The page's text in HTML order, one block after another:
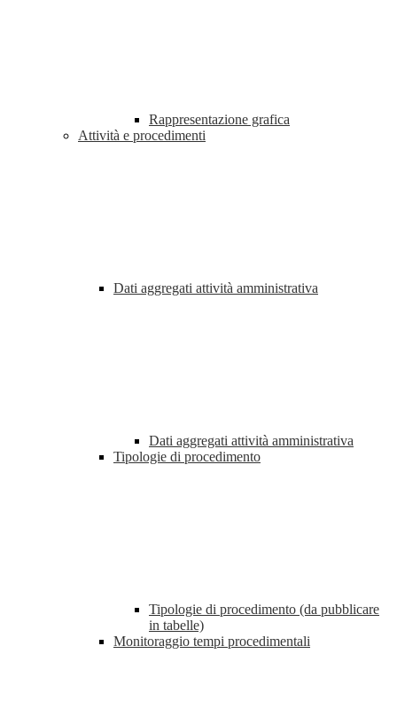
Rappresentazione grafica
Attività e procedimenti
Dati aggregati attività amministrativa
Dati aggregati attività amministrativa
Tipologie di procedimento
Tipologie di procedimento (da pubblicare
in tabelle)
Monitoraggio tempi procedimentali